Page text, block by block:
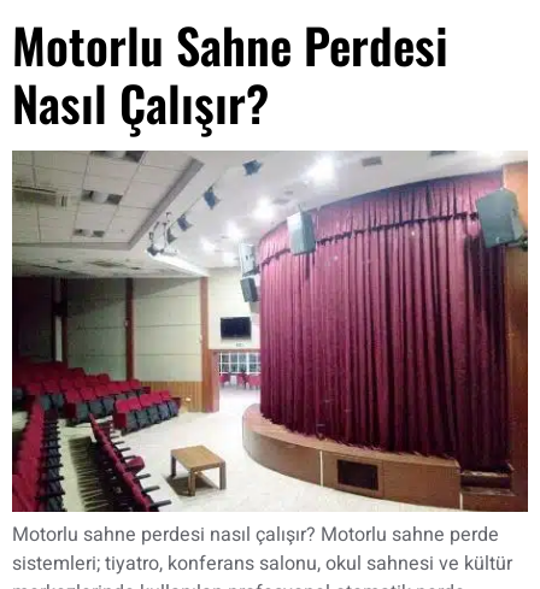
Motorlu Sahne Perdesi
Nasıl Çalışır?
Motorlu sahne perdesi nasıl çalışır? Motorlu sahne perde
sistemleri; tiyatro, konferans salonu, okul sahnesi ve kültür